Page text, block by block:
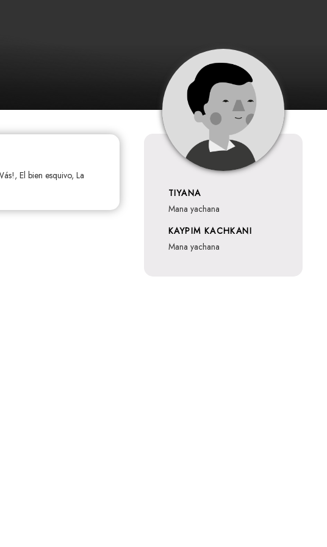
El bien esquivo, La
TIYANA
mana yachana
KAYPIM KACHKANI
mana yachana